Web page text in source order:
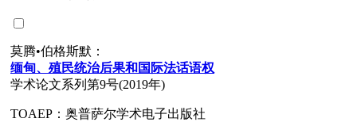
莫腾•伯格斯默：
缅甸、殖民统治后果和国 际法话语权
学术论文系列第9号(2019年)
TOAEP：奥普萨尔学术电子出版社